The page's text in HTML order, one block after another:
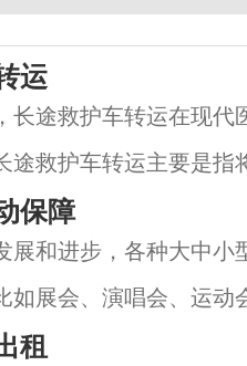
运
长途救护车转运在现代
途救护车转运主要是指
医疗机构或回家的过程
备，以确保患者在转运
保障
展和进步，各种大中小
如展会、演唱会、运动
对于现代社会的发展和
租